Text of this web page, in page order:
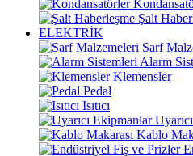
Şalt
ELEKTRİK
Sarf
Alarm
Klemensler
Pedal
Isıtıcı
Kablo